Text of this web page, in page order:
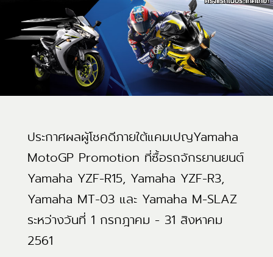
ประกาศผลผู้โชคดีภายใต้แคมเปญYamaha
MotoGP Promotion ที่ซื้อรถจักรยานยนต์
Yamaha YZF-R15, Yamaha YZF-R3,
Yamaha MT-03 และ Yamaha M-SLAZ
ระหว่างวันที่ 1 กรกฎาคม - 31 สิงหาคม
2561